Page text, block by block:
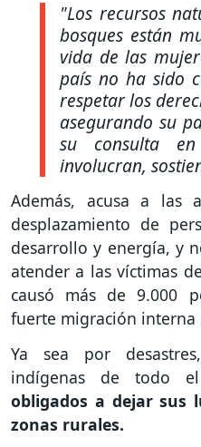
"Los recursos
bosques están
vida de las
país no ha sido
respetar los
asegurando su
su consulta
involucran,
Además, acusa a las
desplazamiento de
desarrollo y energía, y
atender a las víctimas
causó más de 9.000
fuerte migración interna
Ya sea por
indígenas de todo
obligados a dejar sus
zonas rurales.